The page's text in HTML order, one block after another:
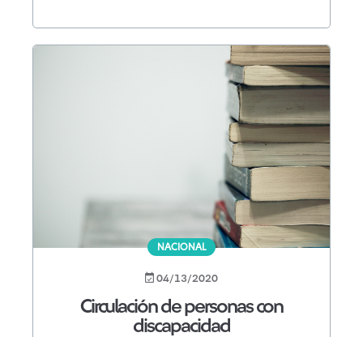
NACIONAL
04/13/2020
Circulación de personas con
discapacidad